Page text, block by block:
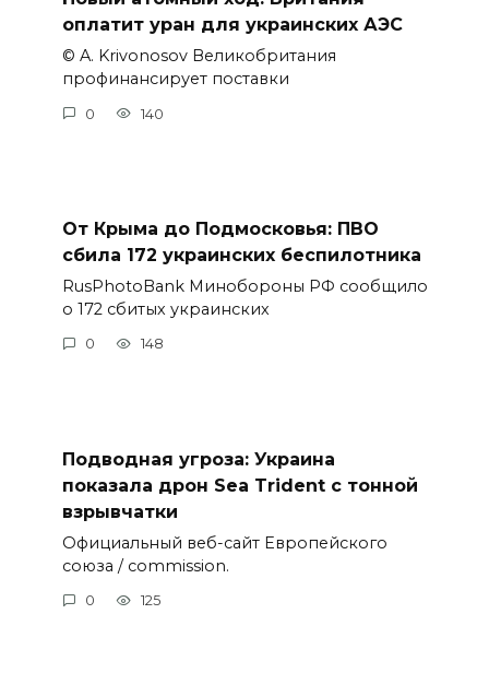
оплатит уран для украинских АЭС
© A. Krivonosov Великобритания
профинансирует поставки
0 140
От Крыма до Подмосковья: ПВО
сбила 172 украинских беспилотника
RusPhotoBank Минобороны РФ сообщило
о 172 сбитых украинских
0 148
Подводная угроза: Украина
показала дрон Sea Trident с тонной
взрывчатки
Официальный веб-сайт Европейского
союза / commission.
0 125